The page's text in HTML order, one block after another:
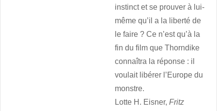
instinct et se prouver à lui-
même qu’il a la liberté de
le faire ? Ce n’est qu’à la
fin du film que Thorndike
connaîtra la réponse : il
voulait libérer l’Europe du
monstre.
Lotte H. Eisner, Fritz